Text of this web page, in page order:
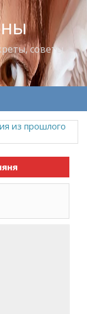
советы
из прошлого